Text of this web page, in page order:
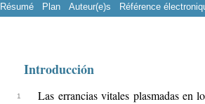
Résumé Plan Auteur(e)s Référence
Introducción
Las errancias vitales plasmadas en